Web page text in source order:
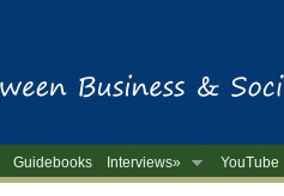
Guidebooks Interviews» YouTube